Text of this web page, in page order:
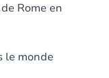
Rome en
le monde